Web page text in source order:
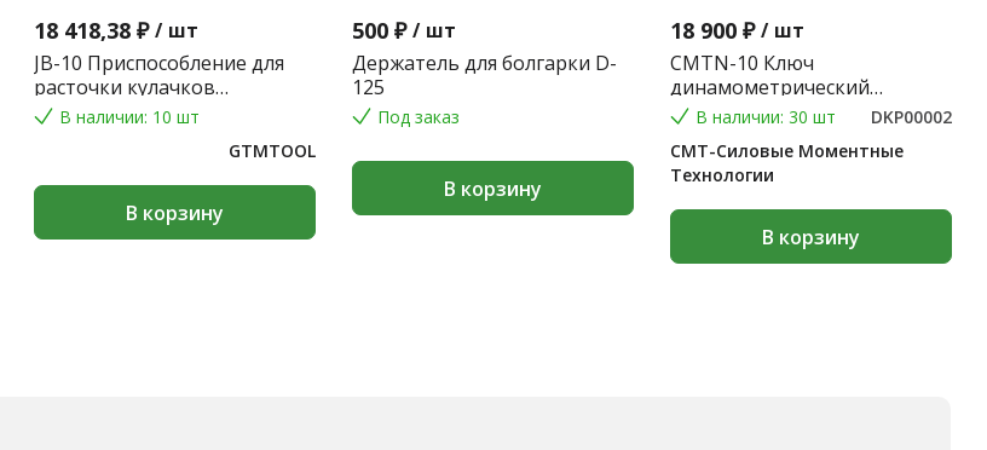
18 418,38 ₽ / шт
JB-10 Приспособление для
расточки кулачков
токарного патрона
В наличии: 10 шт
GTMTOOL
В корзину
500 ₽ / шт
Держатель для болгарки D-
125
Под заказ
В корзину
18 900 ₽ / шт
CMTN-10 Ключ
динамометрический
предельного типа 2-10 Nm.
кг
В наличии: 30 шт
DKP00002
СМТ-Силовые Моментные
Технологии
В корзину